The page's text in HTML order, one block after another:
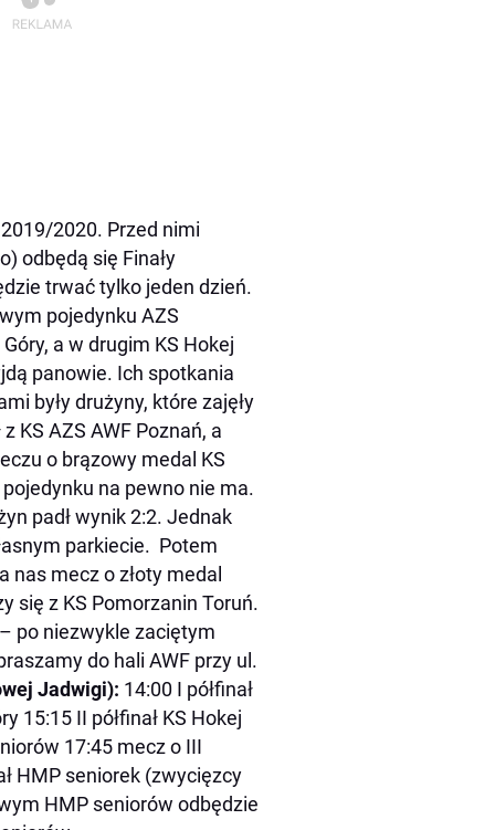
2020. Przed nimi
odbędą się Finały
trwać tylko jeden dzień.
pojedynku AZS
a w drugim KS Hokej
panowie. Ich spotkania
były drużyny, które zajęły
KS AZS AWF Poznań, a
o brązowy medal KS
na pewno nie ma.
padł wynik 2:2. Jednak
parkiecie. Potem
mecz o złoty medal
się z KS Pomorzanin Toruń.
po niezwykle zaciętym
do hali AWF przy ul.
Jadwigi): 14:00 I półfinał
15:15 II półfinał KS Hokej
17:45 mecz o III
HMP seniorek (zwycięzcy
HMP seniorów odbędzie